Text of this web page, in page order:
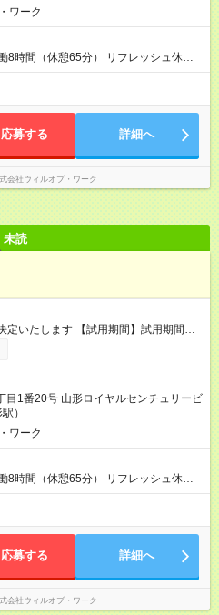
ワーク
8時間（休憩65分） リフレッシュ休憩
10時間未満
応募する 詳細へ
会社ウィルオブ・ワーク
未読
試用期間】試用期間あ
月 雇用形態、給与は本採用時と同じで
目1番20号 山形ロイヤルセンチュリービ
）
ワーク
8時間（休憩65分） リフレッシュ休憩
10時間未満
応募する 詳細へ
会社ウィルオブ・ワーク